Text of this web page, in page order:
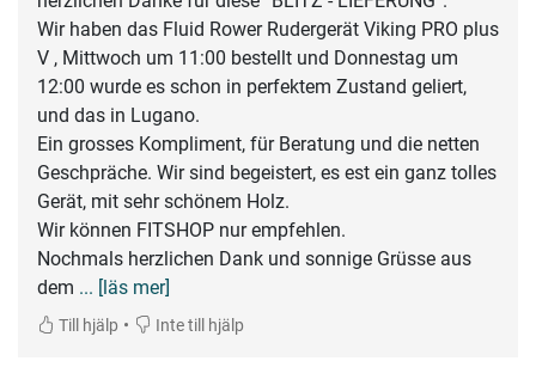
Wir haben das Fluid Rower Rudergerät Viking PRO plus
V , Mittwoch um 11:00 bestellt und Donnestag um
12:00 wurde es schon in perfektem Zustand geliert,
und das in Lugano.
Ein grosses Kompliment, für Beratung und die netten
Geschpräche. Wir sind begeistert, es est ein ganz tolles
Gerät, mit sehr schönem Holz.
Wir können FITSHOP nur empfehlen.
Nochmals herzlichen Dank und sonnige Grüsse aus
dem ... [läs mer]
Till hjälp • Inte till hjälp